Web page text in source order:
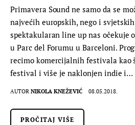
Primavera Sound ne samo da se
najvećih europskih, nego i
spektakularan line up nas očekuje
u Parc del Forumu u Barceloni.
recimo komercijalnih festivala kao
festival i više je naklonjen indie i…
AUTOR NIKOLA KNEŽEVIĆ 08.05.2018.
PROČITAJ VIŠE